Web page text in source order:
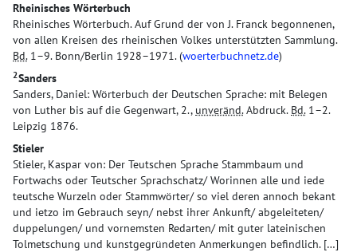
Rheinisches Wörterbuch
Rheinisches Wörterbuch. Auf Grund der von J. Franck begonnenen,
von allen Kreisen des rheinischen Volkes unterstützten Sammlung.
Bd.1–9. Bonn/Berlin 1928–1971. (woerterbuchnetz.de)
2Sanders
Sanders, Daniel: Wörterbuch der Deutschen Sprache: mit Belegen
von Luther bis auf die Gegenwart, 2., unveränd.Abdruck. Bd.1–2.
Leipzig 1876.
Stieler
Stieler, Kaspar von: Der Teutschen Sprache Stammbaum und
Fortwachs oder Teutscher Sprachschatz/ Worinnen alle und iede
teutsche Wurzeln oder Stammwörter/ so viel deren annoch bekant
und ietzo im Gebrauch seyn/ nebst ihrer Ankunft/ abgeleiteten/
duppelungen/ und vornemsten Redarten/ mit guter lateinischen
Tolmetschung und kunstgegründeten Anmerkungen befindlich. […]